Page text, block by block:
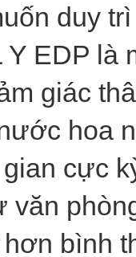
duy
Y EDP là
giác
hoa
cực
bình